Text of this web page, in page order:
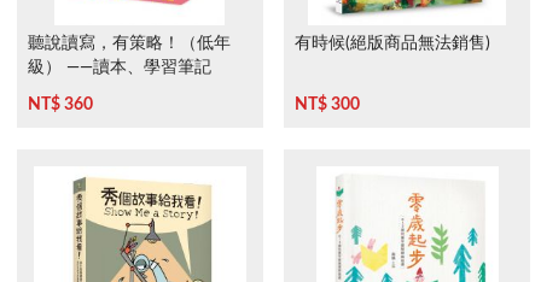
聽說讀寫，有策略！（低年
級） ——讀本、學習筆記
NT$ 360
有時候(絕版商品無法銷售)
NT$ 300